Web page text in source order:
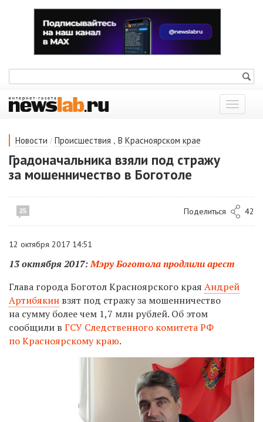
Показать
меню
Новости / Происшествия , В Красноярском крае
Градоначальника взяли под стражу
за мошенничество в Боготоле
25 Поделиться 42
12 октября 2017 14:51
13 октября 2017:Мэру Боготола продлили арест
Глава города Боготол Красноярского края Андрей
Артибякин взят под стражу за мошенничество
на сумму более чем 1,7 млн рублей. Об этом
сообщили в ГСУ Следственного комитета РФ
по Красноярскому краю.